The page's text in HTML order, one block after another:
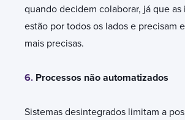
quando decidem colaborar, já que as
estão por todos os lados e precisam
mais precisas.
6. Processos não automatizados
Sistemas desintegrados limitam a